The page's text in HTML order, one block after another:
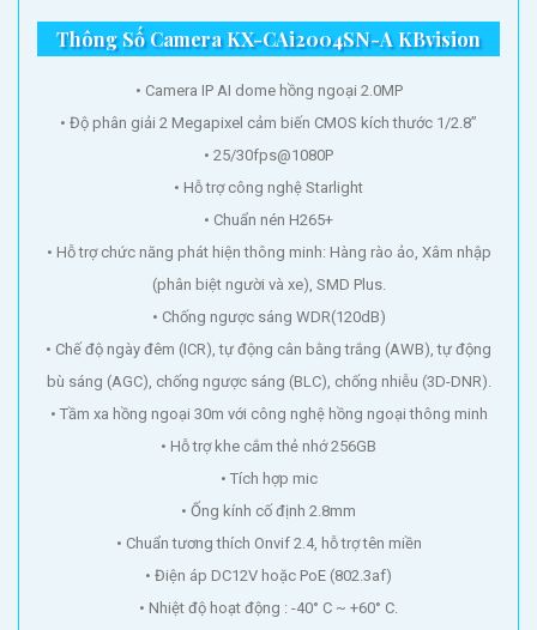
Thông Số Camera KX-CAi2004SN-A KBvision
• Camera IP AI dome hồng ngoại 2.0MP
• Độ phân giải 2 Megapixel cảm biến CMOS kích thước 1/2.8”
• 25/30fps@1080P
• Hỗ trợ công nghệ Starlight
• Chuẩn nén H265+
• Hỗ trợ chức năng phát hiện thông minh: Hàng rào ảo, Xâm nhập
(phân biệt người và xe), SMD Plus.
• Chống ngược sáng WDR(120dB)
• Chế độ ngày đêm (ICR), tự động cân bằng trắng (AWB), tự động
bù sáng (AGC), chống ngược sáng (BLC), chống nhiễu (3D-DNR).
• Tầm xa hồng ngoại 30m với công nghệ hồng ngoại thông minh
• Hỗ trợ khe cắm thẻ nhớ 256GB
• Tích hợp mic
• Ống kính cố định 2.8mm
• Chuẩn tương thích Onvif 2.4, hỗ trợ tên miền
• Điện áp DC12V hoặc PoE (802.3af)
• Nhiệt độ hoạt động : -40° C ~ +60° C.